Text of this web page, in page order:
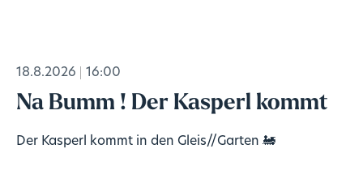
18.8.2026 16:00
Na Bumm ! Der Kasperl kommt
Der Kasperl kommt in den Gleis//Garten 🚂